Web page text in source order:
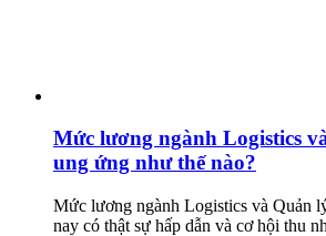
Mức lương ngành Logistics
ung ứng như thế nào?
Mức lương ngành Logistics và Quản
nay có thật sự hấp dẫn và cơ hội thu